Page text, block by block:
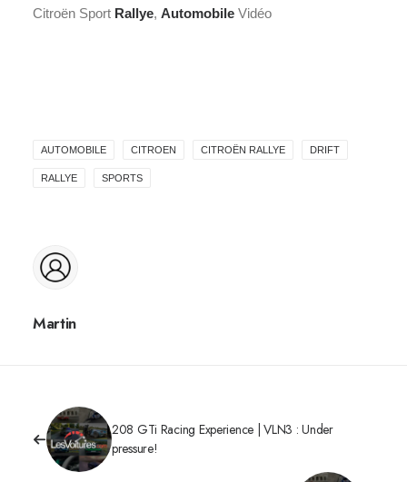
Citroën Sport Rallye, Automobile Vidéo
AUTOMOBILE CITROEN CITROËN RALLYE DRIFT
RALLYE SPORTS
Martin
208 GTi Racing Experience | VLN3 : Under
pressure!